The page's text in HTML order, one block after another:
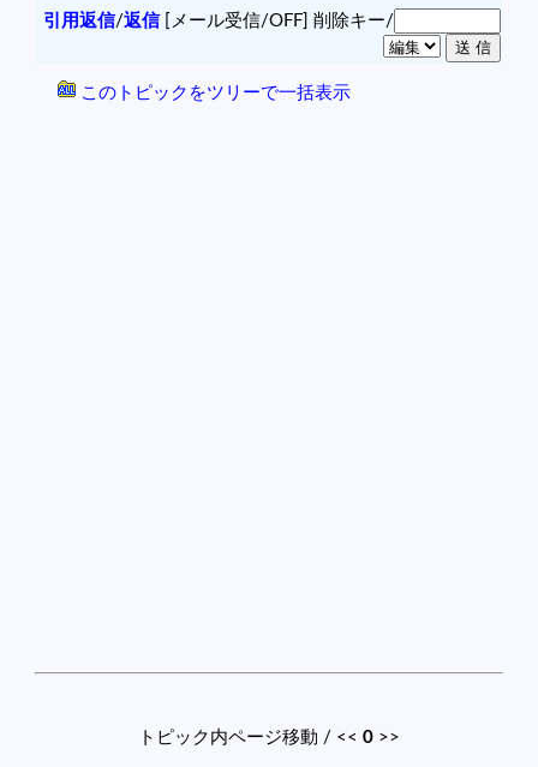
引用返信/返信[メール受信/OFF] 削除キー/
このトピックをツリーで一括表示
トピック内ページ移動 / << 0 >>